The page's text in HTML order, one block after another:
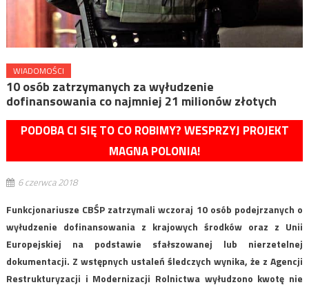
WIADOMOŚCI
10 osób zatrzymanych za wyłudzenie
dofinansowania co najmniej 21 milionów złotych
PODOBA CI SIĘ TO CO ROBIMY? WESPRZYJ PROJEKT
MAGNA POLONIA!
6 czerwca 2018
Funkcjonariusze CBŚP zatrzymali wczoraj 10 osób podejrzanych o
wyłudzenie dofinansowania z krajowych środków oraz z Unii
Europejskiej na podstawie sfałszowanej lub nierzetelnej
dokumentacji. Z wstępnych ustaleń śledczych wynika, że z Agencji
Restrukturyzacji i Modernizacji Rolnictwa wyłudzono kwotę nie